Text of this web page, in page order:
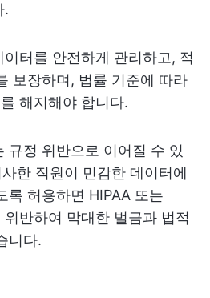
.
터를 안전하게 관리하고, 적
보장하며, 법률 기준에 따라
해지해야 합니다.
규정 위반으로 이어질 수 있
한 직원이 민감한 데이터에
록 허용하면 HIPAA 또는
반하여 막대한 벌금과 법적
니다.